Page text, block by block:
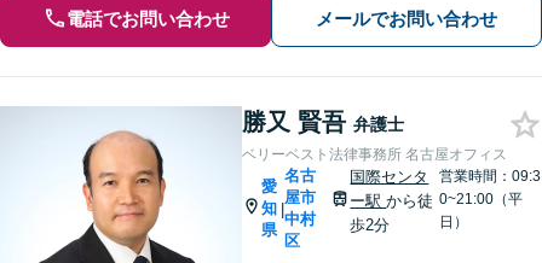
電話でお問い合わせ メールでお問い合わせ
勝又 賢吾 弁護士
ベリーベスト法律事務所 名古屋オフィス
愛
知
県
|
名古
屋市
中村
区
国際センタ
ー駅から徒
歩2分
営業時間：09:3
0~21:00（平
日）